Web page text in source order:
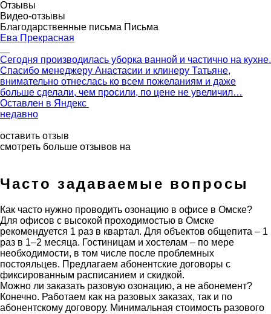
Отзывы
Видео-отзывы
Благодарственные письма Письма
Ева Прекрасная
Сегодня производилась уборка ванной и частично на кухне.
Спасибо менеджеру Анастасии и клинеру Татьяне,
внимательно отнеслась ко всем пожеланиям и даже
больше сделали, чем просили, по цене не увеличил…
Оставлен в Яндекс
недавно
оставить отзыв
смотреть больше отзывов на
Часто задаваемые вопросы
Как часто нужно проводить озонацию в офисе в Омске?
Для офисов с высокой проходимостью в Омске
рекомендуется 1 раз в квартал. Для объектов общепита – 1
раз в 1–2 месяца. Гостиницам и хостелам – по мере
необходимости, в том числе после проблемных
постояльцев. Предлагаем абонентские договоры с
фиксированным расписанием и скидкой.
Можно ли заказать разовую озонацию, а не абонемент?
Конечно. Работаем как на разовых заказах, так и по
абонентскому договору. Минимальная стоимость разового